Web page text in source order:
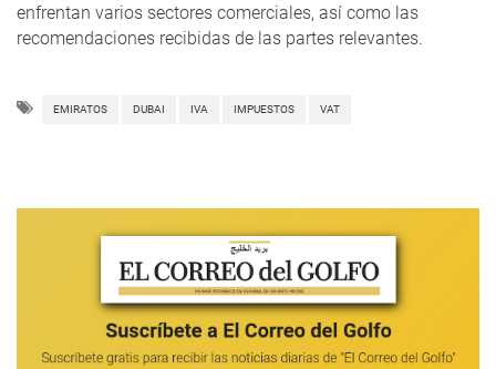
enfrentan varios sectores comerciales, así como las
recomendaciones recibidas de las partes relevantes.
EMIRATOS DUBAI IVA IMPUESTOS VAT